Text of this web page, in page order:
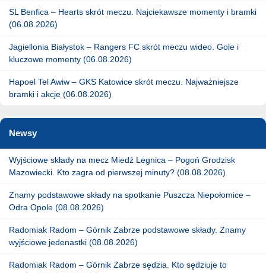
SL Benfica – Hearts skrót meczu. Najciekawsze momenty i bramki
(06.08.2026)
Jagiellonia Białystok – Rangers FC skrót meczu wideo. Gole i
kluczowe momenty (06.08.2026)
Hapoel Tel Awiw – GKS Katowice skrót meczu. Najważniejsze
bramki i akcje (06.08.2026)
Newsy
Wyjściowe składy na mecz Miedź Legnica – Pogoń Grodzisk
Mazowiecki. Kto zagra od pierwszej minuty? (08.08.2026)
Znamy podstawowe składy na spotkanie Puszcza Niepołomice –
Odra Opole (08.08.2026)
Radomiak Radom – Górnik Zabrze podstawowe składy. Znamy
wyjściowe jedenastki (08.08.2026)
Radomiak Radom – Górnik Zabrze sędzia. Kto sędziuje to